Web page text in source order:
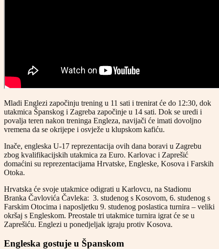
Mladi Englezi započinju trening u 11 sati i trenirat će do 12:30, dok
utakmica Španskog i Zagreba započinje u 14 sati. Dok se uredi i
povalja teren nakon treninga Engleza, navijači će imati dovoljno
vremena da se okrijepe i osvježe u klupskom kafiću.
Inače, engleska U-17 reprezentacija ovih dana boravi u Zagrebu
zbog kvalifikacijskih utakmica za Euro. Karlovac i Zaprešić
domaćini su reprezentacijama Hrvatske, Engleske, Kosova i Farskih
Otoka.
Hrvatska će svoje utakmice odigrati u Karlovcu, na Stadionu
Branka Čavlovića Čavleka: 3. studenog s Kosovom, 6. studenog s
Farskim Otocima i naposljetku 9. studenog poslastica turnira – veliki
okršaj s Engleskom. Preostale tri utakmice turnira igrat će se u
Zaprešiću. Englezi u ponedjeljak igraju protiv Kosova.
Engleska gostuje u Španskom